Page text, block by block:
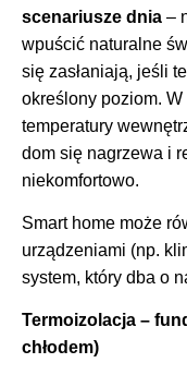
scenariusze dnia –
wpuścić naturalne
się zasłaniają, jeśli
określony poziom.
temperatury
dom się nagrzewa i
niekomfortowo.
Smart home może
urządzeniami (np.
system, który dba o
Termoizolacja –
chłodem)